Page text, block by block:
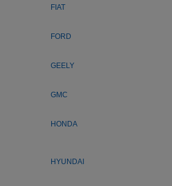
FIAT
FORD
GEELY
GMC
HONDA
HYUNDAI